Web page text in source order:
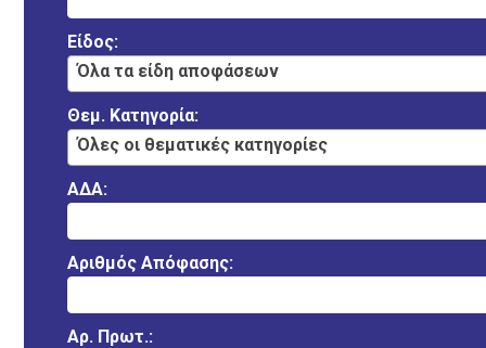
Είδος:
Όλα τα είδη αποφάσεων
Θεμ. Κατηγορία:
Όλες οι θεματικές κατηγορίες
ΑΔΑ:
Αριθμός Απόφασης:
Αρ. Πρωτ.: